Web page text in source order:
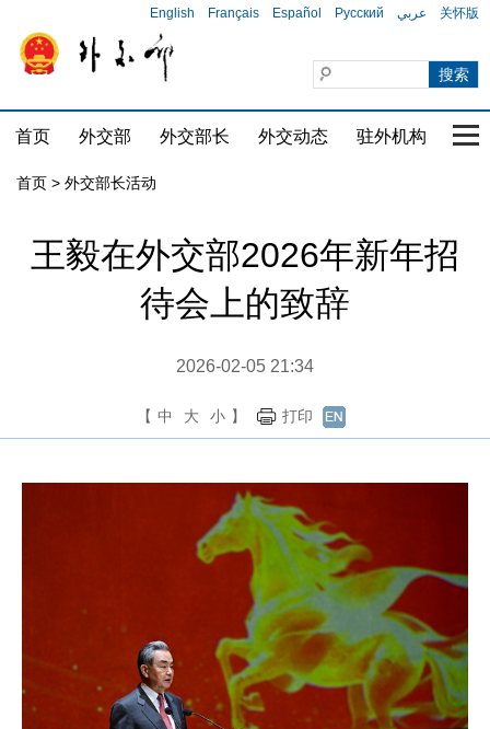
English Français Español Русский عربي 关怀版
首页 外交部 外交部长 外交动态 驻外机构 国
首页 > 外交部长活动
王毅在外交部2026年新年招
待会上的致辞
2026-02-05 21:34
【 中 大 小 】 打印